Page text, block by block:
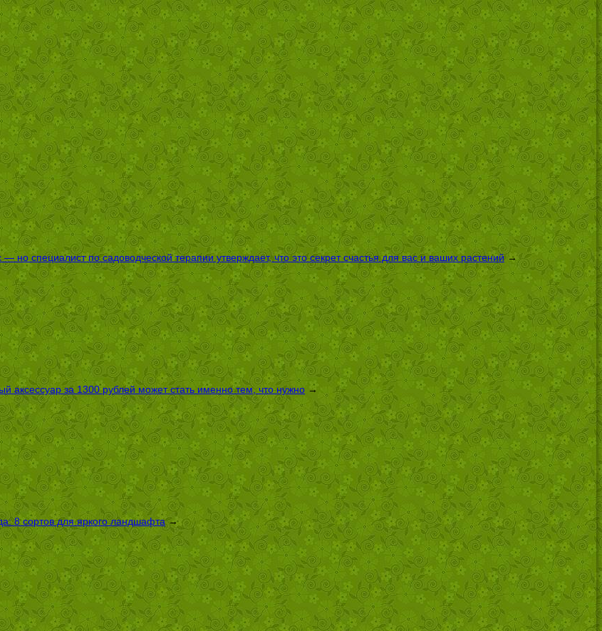
специалист по садоводческой терапии утверждает, что это секрет счастья для вас и ваших растений→
аксессуар за 1300 рублей может стать именно тем, что нужно →
8 сортов для яркого ландшафта→